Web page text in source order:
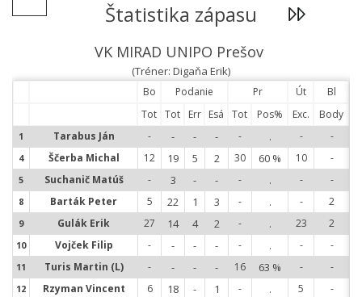
Štatistika zápasu
VK MIRAD UNIPO Prešov
(Tréner: Digaňa Erik)
Bo Podanie Pr Út
Bl
Tot Tot Err Esá Tot Pos% Exc. Body
1 Tarabus Ján - - - - - . - -
4 Ščerba Michal 12 19 5 2 30 60 % 10 -
5 Suchanič Matúš - 3 - - - . - -
8 Barták Peter 5 22 1 3 - . - 2
9 Gulák Erik 27 14 4 2 - . 23 2
10 Vojček Filip - - - - - . - -
11 Turis Martin (L) - - - - 16 63 % - -
12 Rzyman Vincent 6 18 - 1 - . 5 -